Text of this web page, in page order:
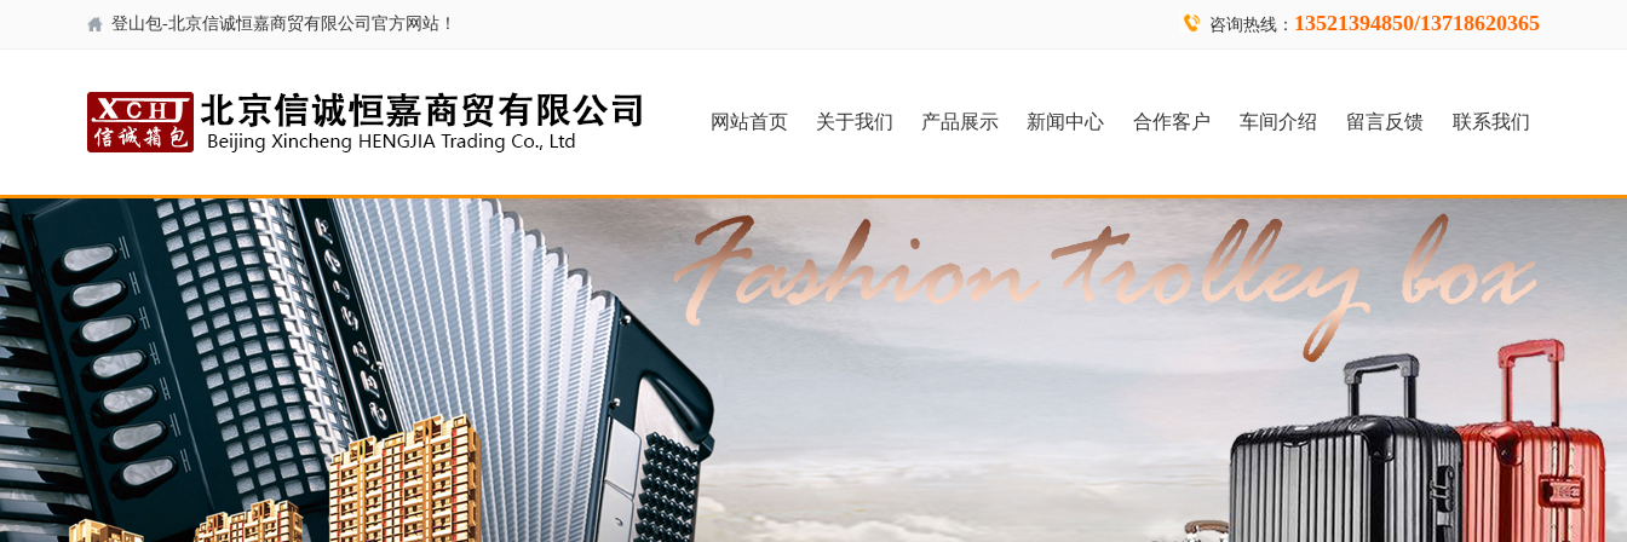
登山包-北京信诚恒嘉商贸有限公司官方网站！ 咨询热线： 13521394850/13718620365
网站首页 关于我们 产品展示 新闻中心 合作客户 车间介绍 留言反馈 联系我们